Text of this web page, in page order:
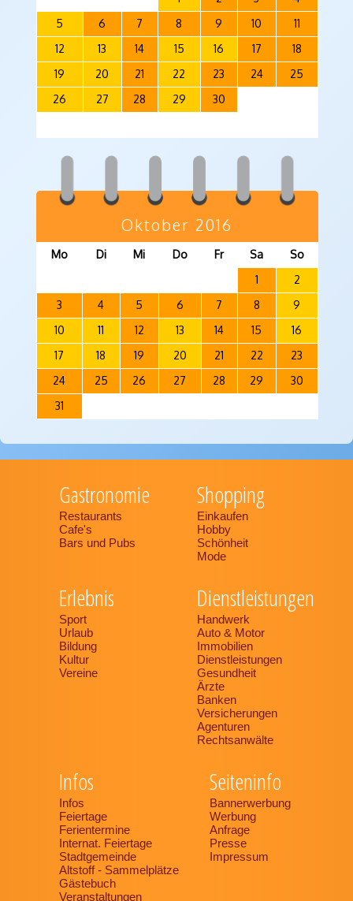
5
6 7 8 9 10
11
12
13 14 15 16 17
18
19
20 21 22 23 24
25
26
27 28 29 30
Oktober 2016
Mo Di Mi Do Fr Sa
So
1
2
3
4 5 6 7 8
9
10
11 12 13 14 15
16
17
18 19 20 21 22
23
24
25 26 27 28 29
30
31
Gastronomie
Restaurants
Cafe's
Bars und Pubs
Shopping
Einkaufen
Hobby
Schönheit
Mode
Erlebnis
Sport
Urlaub
Bildung
Kultur
Vereine
Dienstleistungen
Handwerk
Auto & Motor
Immobilien
Dienstleistungen
Gesundheit
Ärzte
Banken
Versicherungen
Agenturen
Rechtsanwälte
Infos
Infos
Feiertage
Ferientermine
Internat. Feiertage
Stadtgemeinde
Altstoff - Sammelplätze
Gästebuch
Veranstaltungen
Seiteninfo
Bannerwerbung
Werbung
Anfrage
Presse
Impressum